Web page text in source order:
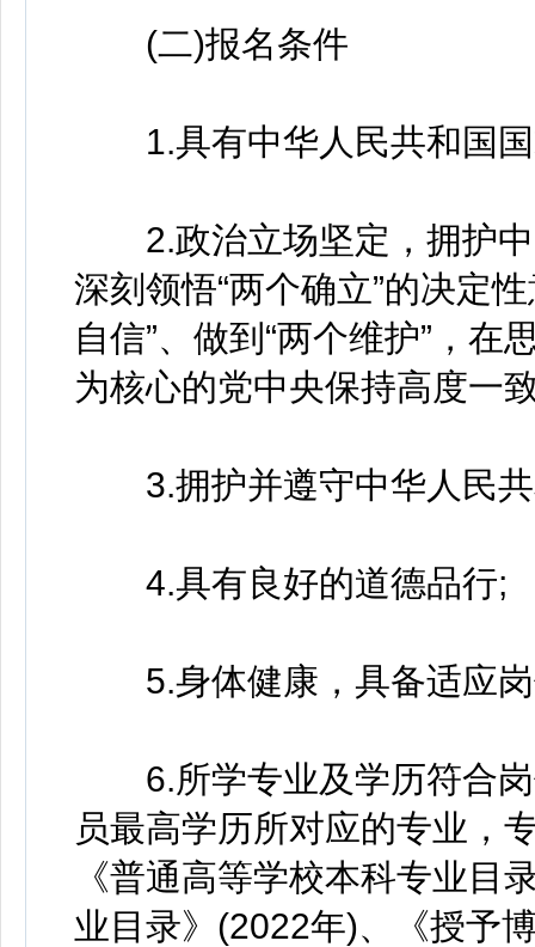
(二)报名条件
1.具有中华人民共和国
2.政治立场坚定，拥护中
深刻领悟“两个确立”的决定
自信”、做到“两个维护”，
为核心的党中央保持高度一
3.拥护并遵守中华人民共
4.具有良好的道德品行;
5.身体健康，具备适应岗
6.所学专业及学历符合岗
员最高学历所对应的专业，
《普通高等学校本科专业目
业目录》(2022年)、《授予